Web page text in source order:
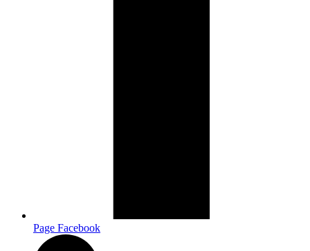
Page Facebook